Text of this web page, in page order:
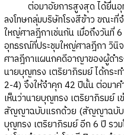
ต่อมาอัยการสูงสุด ได้ยื่นอุท
ลงโทษกลุ่มบริษัทโรงสีข้าว ขณะ
ใหญ่ศาลฎีกาเช่นกัน เมื่อถึงวันที่
อุทธรณ์ที่ประชุมใหญ่ศาลฎีกา วินิ
ศาลฎีกาแผนกคดีอาญาของผู้ดำ
นายบุญทรง เตริยาภิรมย์ ได้ก
2-4) จึงให้จำคุก 42 ปีนั้น ต่อมา
เห็นว่านายบุญทรง เตริยาภิรมย์
สัญญาฉบับแรกด้วย (สัญญาฉบับ
บุญทรง เตริยาภิรมย์ อีก 6 ปี รว